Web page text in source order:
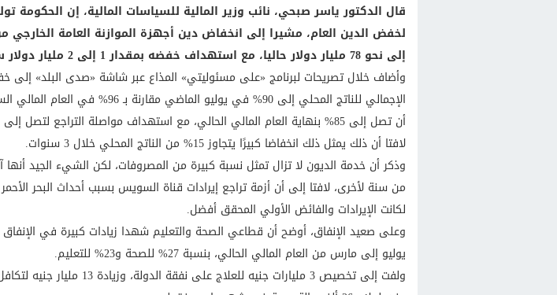
قال الدكتور ياسر صبحي، نائب وزير المالية للسياسات المالية، إن الحكومة
إلى نحو 78 مليار دولار حاليا، مع استهداف خفضه بمقدار 1 إلى 2 مليار دولار سنويا.
وأضاف خلال تصريحات لبرنامج «على مسئوليتي» المذاع عبر شاشة «صدى البلد» إلى
الإجمالي للناتج المحلي إلى 90% في يوليو الماضي
لافتا أن ذلك يمثل ذلك انخفاضا كبيرًا يتجاوز 15% من الناتج المحلي خلال 3 سنوات.
وذكر أن خدمة الديون لا تزال تمثل نسبة كبيرة من المصروفات، لكن الشيء الجيد
من سنة لأخرى، لافتا إلى أن أزمة تراجع إيرادات قناة السويس بسبب أحداث البحر الأحمر
لكانت الإيرادات والفائض الأولي المحقق أفضل.
وعلى صعيد الإنفاق، أوضح أن قطاعي الصحة والتعليم شهدا زيادات كبيرة في الإنفاق
يوليو إلى مارس من العام المالي الحالي، بنسبة 27% للصحة و23% للتعليم.
ولفت إلى تخصيص 3 مليارات جنيه للعلاج على نفقة